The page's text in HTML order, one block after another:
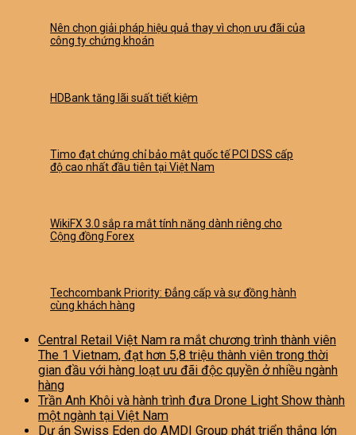
Nên chọn giải pháp hiệu quả thay vì chọn ưu đãi của
công ty chứng khoán
HDBank tăng lãi suất tiết kiệm
Timo đạt chứng chỉ bảo mật quốc tế PCI DSS cấp
độ cao nhất đầu tiên tại Việt Nam
WikiFX 3.0 sắp ra mắt tính năng dành riêng cho
Cộng đồng Forex
Techcombank Priority: Đẳng cấp và sự đồng hành
cùng khách hàng
Central Retail Việt Nam ra mắt chương trình thành viên
The 1 Vietnam, đạt hơn 5,8 triệu thành viên trong thời
gian đầu với hàng loạt ưu đãi độc quyền ở nhiều ngành
hàng
Trần Anh Khôi và hành trình đưa Drone Light Show thành
một ngành tại Việt Nam
Dự án Swiss Eden do AMDI Group phát triển thắng lớn